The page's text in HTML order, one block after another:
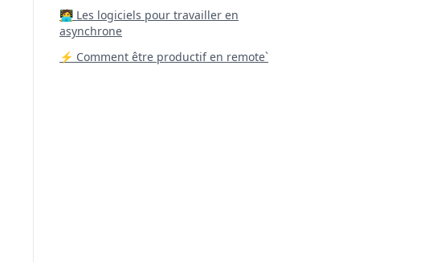
‍🧑‍💻 Les logiciels pour travailler en
asynchrone
⚡ Comment être productif en remote`